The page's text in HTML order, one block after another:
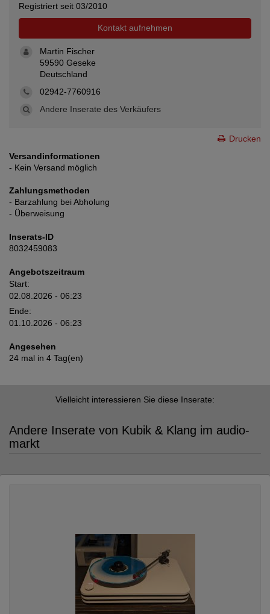
Registriert seit 03/2010
Kontakt aufnehmen
Martin Fischer
59590 Geseke
Deutschland
02942-7760916
Andere Inserate des Verkäufers
Drucken
Versandinformationen
- Kein Versand möglich
Zahlungsmethoden
- Barzahlung bei Abholung
- Überweisung
Inserats-ID
8032459083
Angebotszeitraum
Start:
02.08.2026 - 06:23
Ende:
01.10.2026 - 06:23
Angesehen
24 mal in 4 Tag(en)
Vielleicht interessieren Sie diese Inserate:
Andere Inserate von Kubik & Klang im audio-
markt